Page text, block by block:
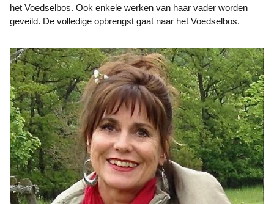
het Voedselbos. Ook enkele werken van haar vader worden
geveild. De volledige opbrengst gaat naar het Voedselbos.